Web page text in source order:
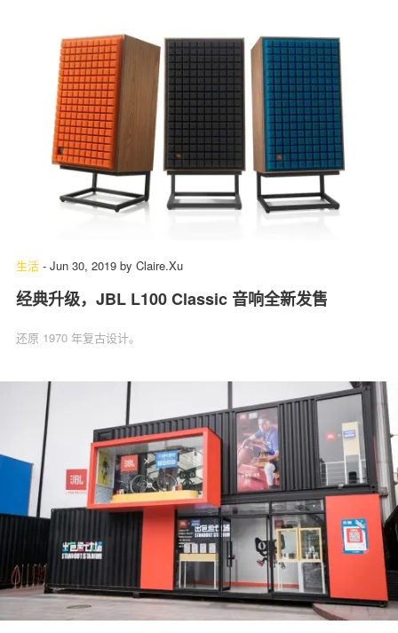
生活 - Jun 30, 2019 by Claire.Xu
经典升级，JBL L100 Classic 音响全新发售
还原 1970 年复古设计。